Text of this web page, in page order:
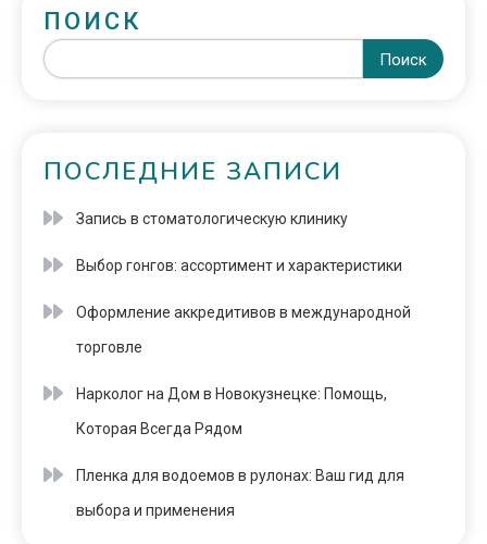
ПОИСК
Поиск
ПОСЛЕДНИЕ ЗАПИСИ
Запись в стоматологическую клинику
Выбор гонгов: ассортимент и характеристики
Оформление аккредитивов в международной
торговле
Нарколог на Дом в Новокузнецке: Помощь,
Которая Всегда Рядом
Пленка для водоемов в рулонах: Ваш гид для
выбора и применения